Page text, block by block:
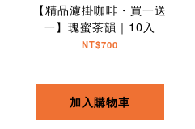
【精品濾掛咖啡・買一送
一】瑰蜜茶韻｜10入
NT$700
加入購物車